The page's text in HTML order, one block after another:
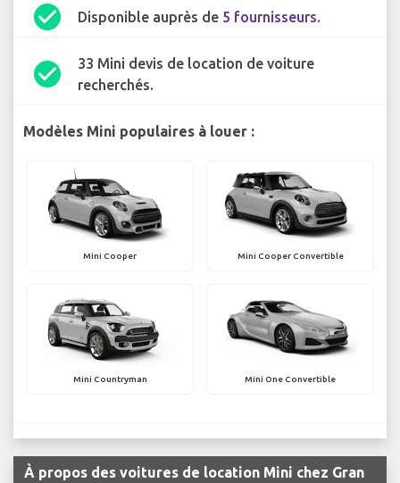
check_circle Disponible auprès de 5 fournisseurs.
check_circle
33 Mini devis de location de voiture
recherchés.
Modèles Mini populaires à louer :
Mini Cooper Mini Cooper Convertible
Mini Countryman Mini One Convertible
À propos des voitures de location Mini chez Gran